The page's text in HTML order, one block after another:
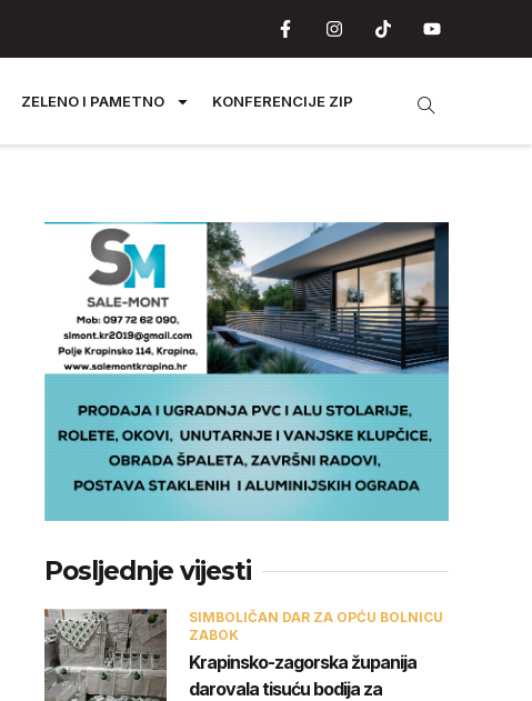
ZELENO I PAMETNO KONFERENCIJE ZIP
Posljednje vijesti
SIMBOLIČAN DAR ZA OPĆU BOLNICU
ZABOK
Krapinsko-zagorska županija
darovala tisuću bodija za